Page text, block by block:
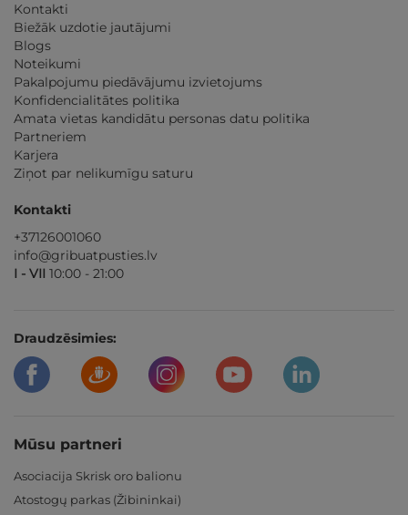
Kontakti
Biežāk uzdotie jautājumi
Blogs
Noteikumi
Pakalpojumu piedāvājumu izvietojums
Konfidencialitātes politika
Amata vietas kandidātu personas datu politika
Partneriem
Karjera
Ziņot par nelikumīgu saturu
Kontakti
+37126001060
info@gribuatpusties.lv
I - VII 10:00 - 21:00
Draudzēsimies:
Mūsu partneri
Asociacija Skrisk oro balionu
Atostogų parkas (Žibininkai)